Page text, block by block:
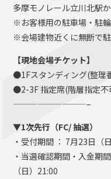
多摩モノレール立川北駅
※お客様用の駐車場・駐輪
※会場建物近くに無断で
【現地会場チケット】
●1Fスタンディング(整理
●2-3F 指定席(階層指定不
—————————–
▼1次先行（FC/ 抽選）
・受付期間 ： 7月23日（
・当選確認期間・入金期
（日）21:00